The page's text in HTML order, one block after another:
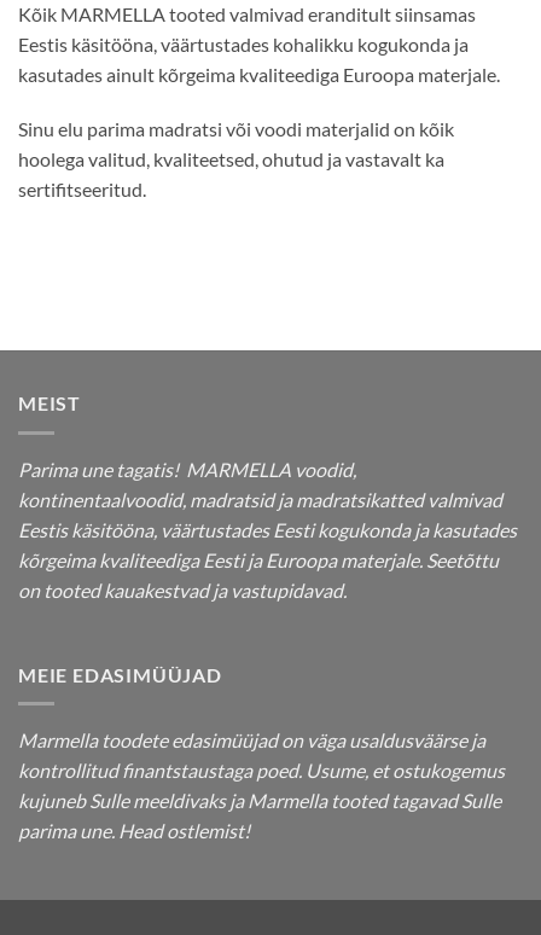
Kõik MARMELLA tooted valmivad eranditult siinsamas
Eestis käsitööna, väärtustades kohalikku kogukonda ja
kasutades ainult kõrgeima kvaliteediga Euroopa materjale.
Sinu elu parima madratsi või voodi materjalid on kõik
hoolega valitud, kvaliteetsed, ohutud ja vastavalt ka
sertifitseeritud.
MEIST
Parima une tagatis! MARMELLA voodid,
kontinentaalvoodid, madratsid ja madratsikatted valmivad
Eestis käsitööna, väärtustades Eesti kogukonda ja kasutades
kõrgeima kvaliteediga Eesti ja Euroopa materjale. Seetõttu
on tooted kauakestvad ja vastupidavad.
MEIE EDASIMÜÜJAD
Marmella toodete edasimüüjad on väga usaldusväärse ja
kontrollitud finantstaustaga poed. Usume, et ostukogemus
kujuneb Sulle meeldivaks ja Marmella tooted tagavad Sulle
parima une. Head ostlemist!